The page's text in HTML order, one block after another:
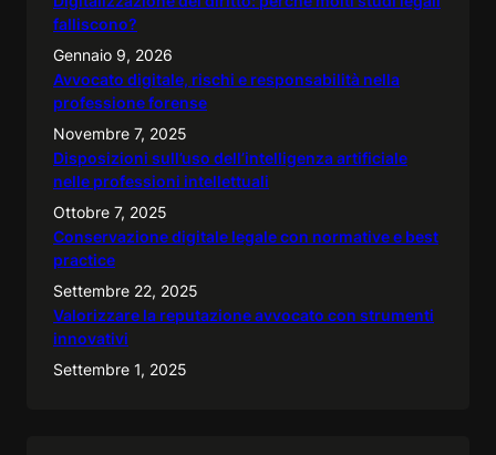
falliscono?
Gennaio 9, 2026
Avvocato digitale, rischi e responsabilità nella
professione forense
Novembre 7, 2025
Disposizioni sull’uso dell’intelligenza artificiale
nelle professioni intellettuali
Ottobre 7, 2025
Conservazione digitale legale con normative e best
practice
Settembre 22, 2025
Valorizzare la reputazione avvocato con strumenti
innovativi
Settembre 1, 2025